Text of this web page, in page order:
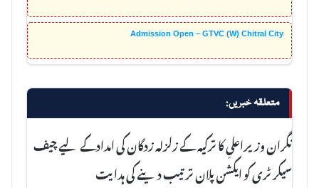
Admission Open – GTVC (W) Chitral City
متعلقہ خبریں:
نگران وزیراعلیِ کا ترکیہ کے زلزلہ زدگان کی امدادکے لیے چیف
سیکرٹری کو ایکشن پلان ترتیب دینے کی ہدایت